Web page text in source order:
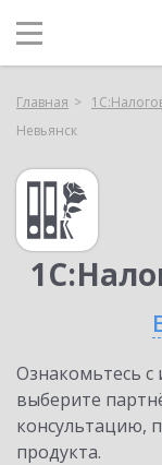
Главная
Невьянск
Ознакомьтесь
выберите
консультацию,
продукта.